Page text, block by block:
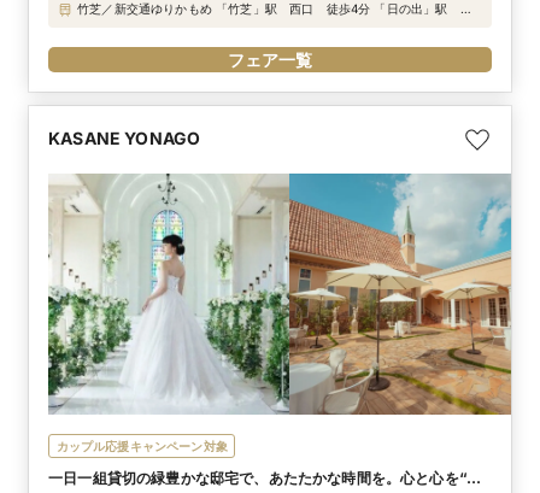
竹芝／新交通ゆりかもめ 「竹芝」駅 西口 徒歩4分 「日の出」駅 東
フェア一覧
KASANE YONAGO
カップル応援キャンペーン対象
一日一組貸切の緑豊かな邸宅で、あたたかな時間を。心と心を“重